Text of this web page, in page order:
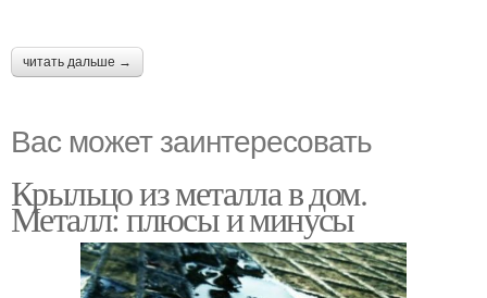
читать дальше →
Вас может заинтересовать
Крыльцо из металла в дом.
Металл: плюсы и минусы